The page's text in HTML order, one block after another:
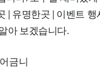
| 유명한곳 | 이벤트 행
아 보겠습니다.